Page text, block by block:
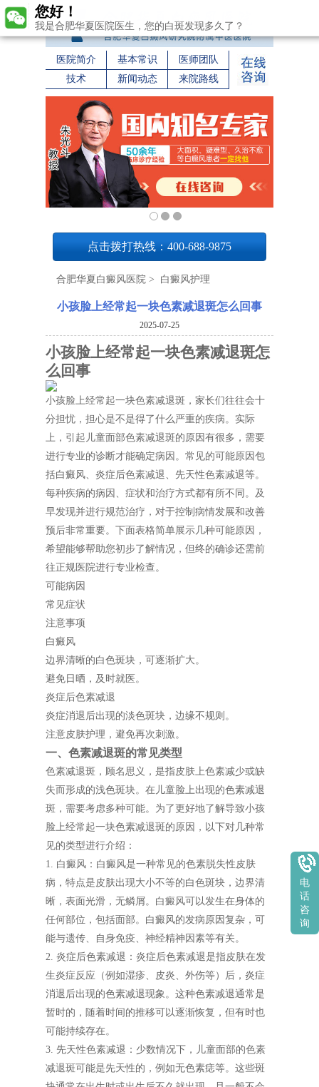
医院简介 基本常识
医师团队
技术
新闻动态 来院路线
点击拨打热线：400-688-9875
合肥华夏白癜风医院 > 白癜风护理
小孩脸上经常起一块色素减退斑怎么回事
2025-07-25
小孩脸上经常起一块色素减退斑怎
么回事
小孩脸上经常起一块色素减退斑，家长们往往会十
分担忧，担心是不是得了什么严重的疾病。实际
上，引起儿童面部色素减退斑的原因有很多，需要
进行专业的诊断才能确定病因。常见的可能原因包
括白癜风、炎症后色素减退、先天性色素减退等。
每种疾病的病因、症状和治疗方式都有所不同。及
早发现并进行规范治疗，对于控制病情发展和改善
预后非常重要。下面表格简单展示几种可能原因，
希望能够帮助您初步了解情况，但终的确诊还需前
往正规医院进行专业检查。
可能病因
常见症状
注意事项
白癜风
边界清晰的白色斑块，可逐渐扩大。
避免日晒，及时就医。
炎症后色素减退
炎症消退后出现的淡色斑块，边缘不规则。
注意皮肤护理，避免再次刺激。
一、色素减退斑的常见类型
色素减退斑，顾名思义，是指皮肤上色素减少或缺
失而形成的浅色斑块。在儿童脸上出现的色素减退
斑，需要考虑多种可能。为了更好地了解导致小孩
脸上经常起一块色素减退斑的原因，以下对几种常
见的类型进行介绍：
1. 白癜风：白癜风是一种常见的色素脱失性皮肤
病，特点是皮肤出现大小不等的白色斑块，边界清
晰，表面光滑，无鳞屑。白癜风可以发生在身体的
任何部位，包括面部。白癜风的发病原因复杂，可
能与遗传、自身免疫、神经精神因素等有关。
2. 炎症后色素减退：炎症后色素减退是指皮肤在发
生炎症反应（例如湿疹、皮炎、外伤等）后，炎症
消退后出现的色素减退现象。这种色素减退通常是
暂时的，随着时间的推移可以逐渐恢复，但有时也
可能持续存在。
3. 先天性色素减退：少数情况下，儿童面部的色素
减退斑可能是先天性的，例如无色素痣等。这些斑
您好！
我是合肥华夏医院医生，您的白斑发现多久了？
电
话
咨
询